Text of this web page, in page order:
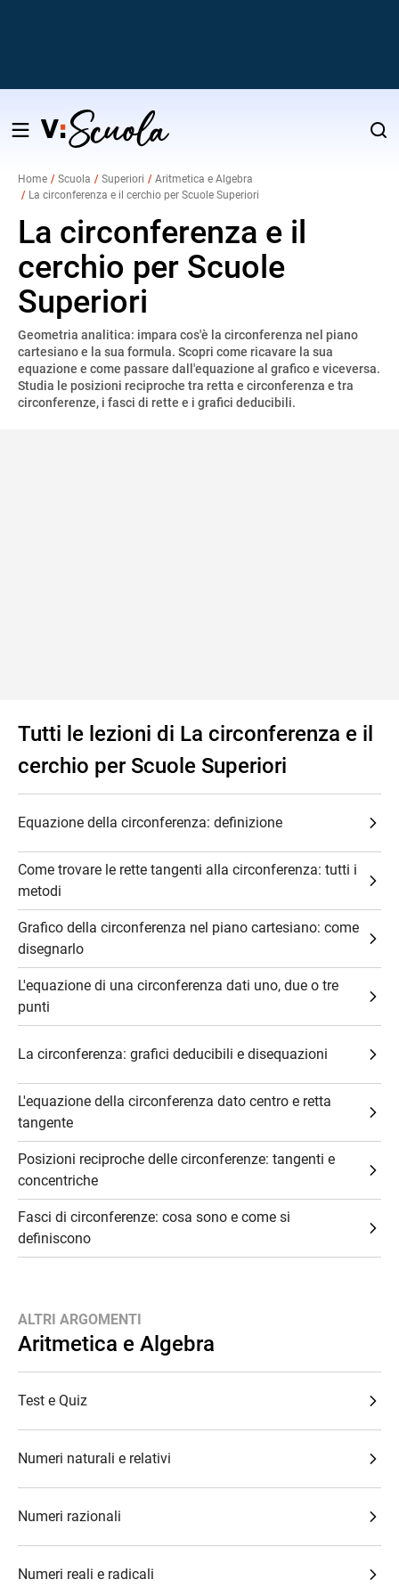
Salta
contenuto
Home Scuola Superiori
Aritmetica e Algebra
La circonferenza e il cerchio per Scuole Superiori
La circonferenza e il
cerchio per Scuole
Superiori
Geometria analitica: impara cos'è la circonferenza nel piano
cartesiano e la sua formula. Scopri come ricavare la sua
equazione e come passare dall'equazione al grafico e viceversa.
Studia le posizioni reciproche tra retta e circonferenza e tra
circonferenze, i fasci di rette e i grafici deducibili.
Tutti le lezioni di La circonferenza e il
cerchio per Scuole Superiori
Equazione della circonferenza: definizione
Come trovare le rette tangenti alla circonferenza: tutti i
metodi
Grafico della circonferenza nel piano cartesiano: come
disegnarlo
L'equazione di una circonferenza dati uno, due o tre
punti
La circonferenza: grafici deducibili e disequazioni
L'equazione della circonferenza dato centro e retta
tangente
Posizioni reciproche delle circonferenze: tangenti e
concentriche
Fasci di circonferenze: cosa sono e come si
definiscono
ALTRI ARGOMENTI
Aritmetica e Algebra
Test e Quiz
Numeri naturali e relativi
Numeri razionali
Numeri reali e radicali